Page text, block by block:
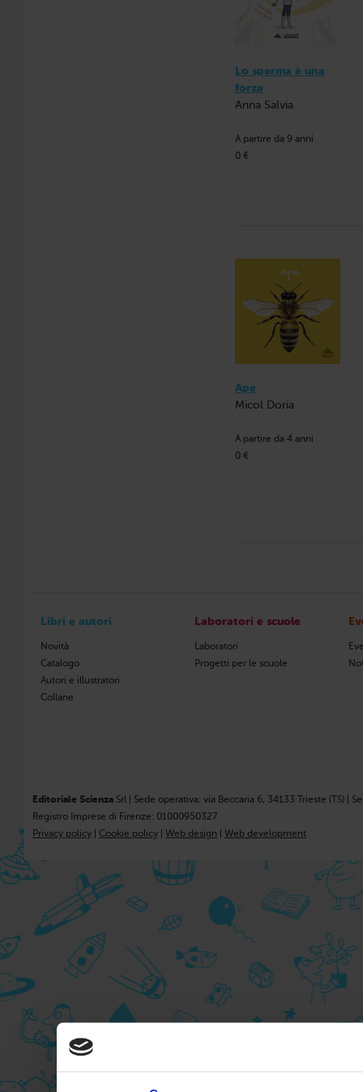
Lo sperma è una
forza
Anna Salvia
A partire da 9 anni
0 €
Ape
Micol Doria
A partire da 4 anni
0 €
Libri e autori
Novità
Catalogo
Autori e illustratori
Collane
Laboratori e scuole
Laboratori
Progetti per le scuole
Editoriale Scienza Srl | Sede operativa: via Beccaria 6, 34133 Trieste (TS) |
Registro Imprese di Firenze: 01000950327
Privacy policy
Cookie policy Web design Web development